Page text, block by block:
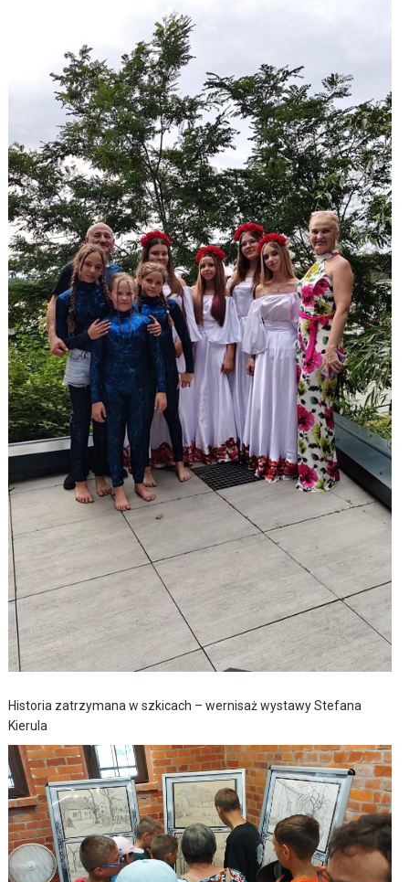
Historia zatrzymana w szkicach – wernisaż wystawy Stefana
Kierula